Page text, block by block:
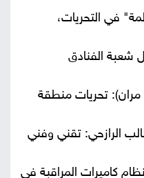
في التحريات،
شعبة الفنادق
مران): تحريات منطقة
الرازحي: تقني وفني
كاميرات المراقبة في